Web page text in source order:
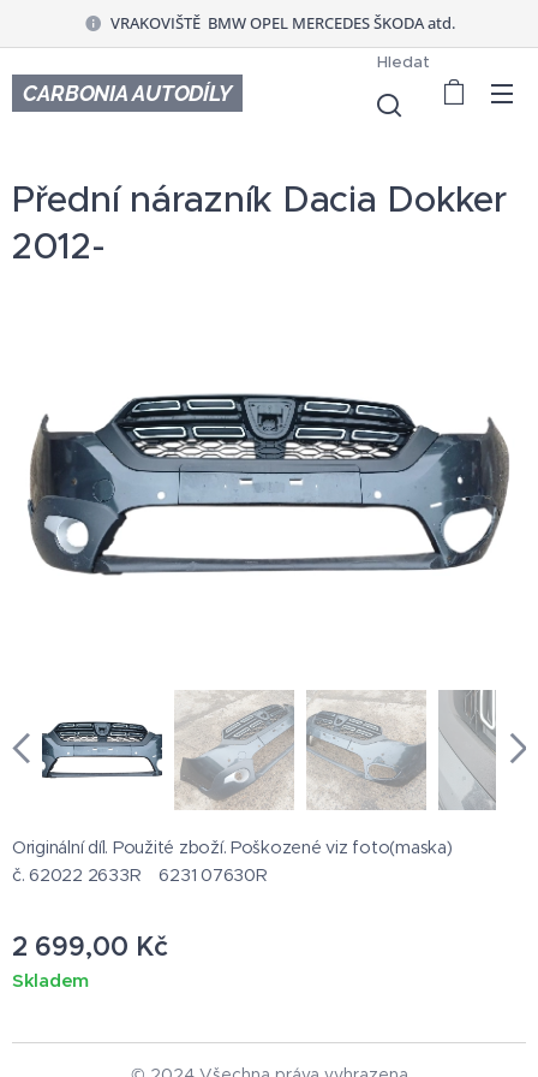
VRAKOVIŠTĚ BMW OPEL MERCEDES ŠKODA atd.
CARBONIA AUTODÍLY
Hledat
Přední nárazník Dacia Dokker
2012-
Originální díl. Použité zboží. Poškozené viz foto(maska)
č. 62022 2633R 6231 07630R
2 699,00 Kč
Skladem